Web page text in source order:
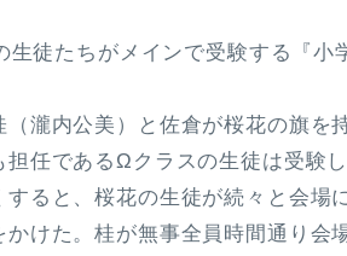
生徒たちがメインで受験する『小
（瀧内公美）と佐倉が桜花の旗を
担任であるΩクラスの生徒は受験
すると、桜花の生徒が続々と会場
かけた。桂が無事全員時間通り会